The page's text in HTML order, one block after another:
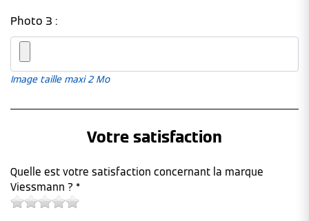
Photo 3 :
Image taille maxi 2 Mo
Votre satisfaction
Quelle est votre satisfaction concernant la marque
Viessmann ? *